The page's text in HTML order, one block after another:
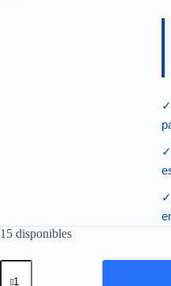
✓
✓
✓
15 disponibles
SIKA
RUGASOL